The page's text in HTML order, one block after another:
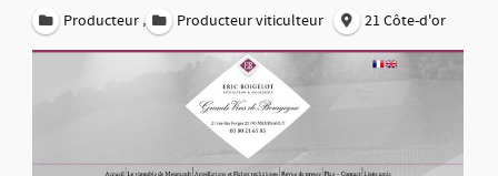
Producteur , Producteur viticulteur 21 Côte-d'or